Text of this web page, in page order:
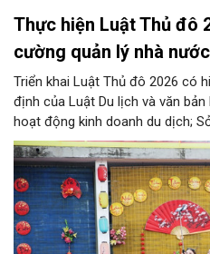
Thực hiện Luật Thủ đô
cường quản lý nhà
Triển khai Luật Thủ đô 2026 có
định của Luật Du lịch và văn
hoạt động kinh doanh du dịch;
chức, đơn vị, doanh nghiệp kinh
bàn thành phố thực hiện một số
góp phần thực hiện thắng lợi
Nội năm 2026 và giai đoạn tiếp